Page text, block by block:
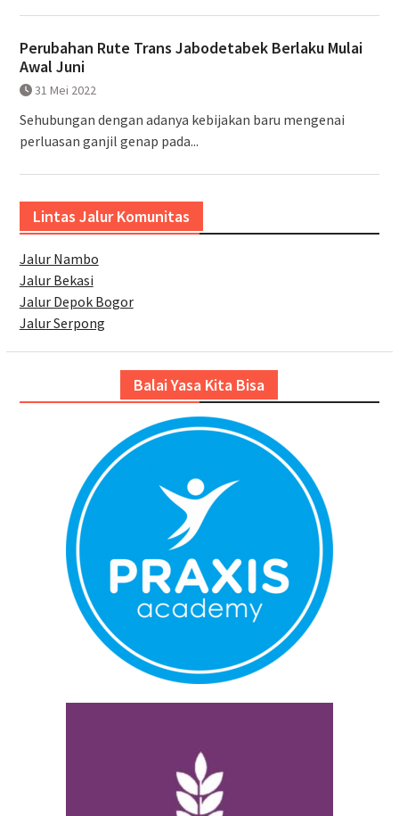
Perubahan Rute Trans Jabodetabek Berlaku Mulai
Awal Juni
31 Mei 2022
Sehubungan dengan adanya kebijakan baru mengenai
perluasan ganjil genap pada...
Lintas Jalur Komunitas
Jalur Nambo
Jalur Bekasi
Jalur Depok Bogor
Jalur Serpong
Balai Yasa Kita Bisa